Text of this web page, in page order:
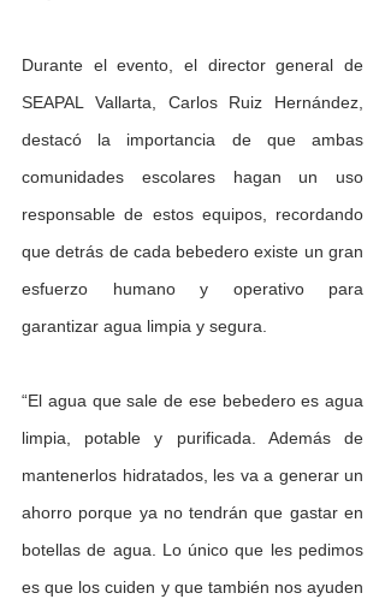
Durante el evento, el director general de
SEAPAL Vallarta, Carlos Ruiz Hernández,
destacó la importancia de que ambas
comunidades escolares hagan un uso
responsable de estos equipos, recordando
que detrás de cada bebedero existe un gran
esfuerzo humano y operativo para
garantizar agua limpia y segura.
“El agua que sale de ese bebedero es agua
limpia, potable y purificada. Además de
mantenerlos hidratados, les va a generar un
ahorro porque ya no tendrán que gastar en
botellas de agua. Lo único que les pedimos
es que los cuiden y que también nos ayuden